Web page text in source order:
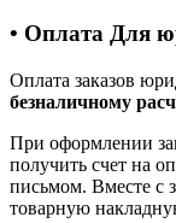
• Оплата Для
Оплата заказов
безналичному
При оформлении
получить счет на
письмом. Вместе с
товарную